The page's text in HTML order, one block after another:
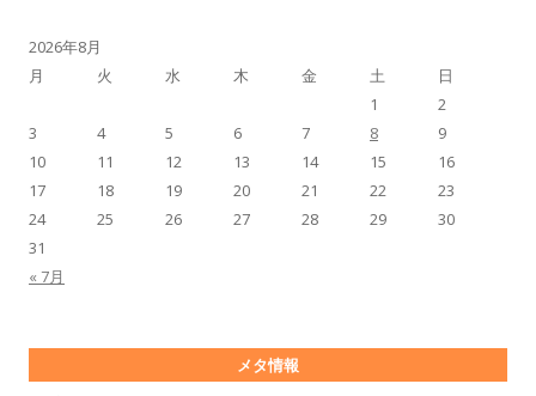
2026年8月
月
火 水 木 金 土 日
« 7月
1
2
3
4 5 6 7 8
9
10
11 12 13 14 15
16
17
18 19 20 21 22
23
24
25 26 27 28 29
30
31
メタ情報